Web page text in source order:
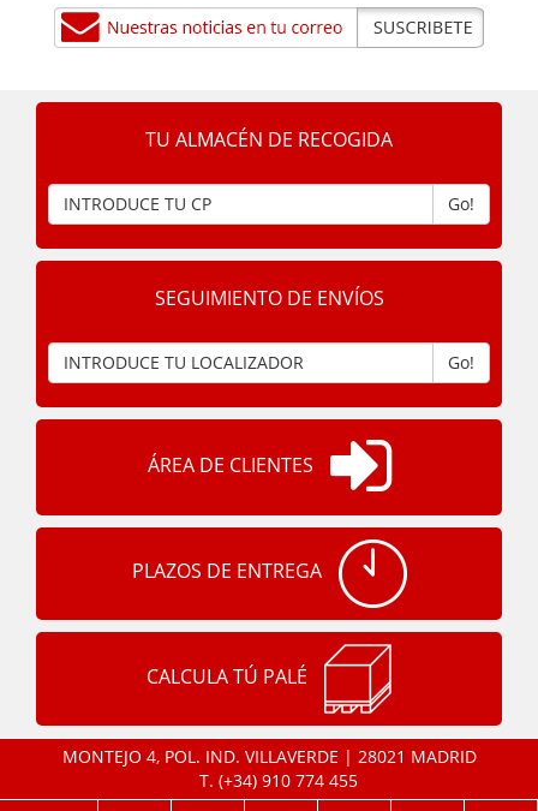
TU ALMACÉN DE RECOGIDA
Go!
SEGUIMIENTO DE ENVÍOS
Go!
ÁREA DE CLIENTES
PLAZOS DE ENTREGA
CALCULA TÚ PALÉ
MONTEJO 4, POL. IND. VILLAVERDE | 28021 MADRID
T. (+34) 910 774 455